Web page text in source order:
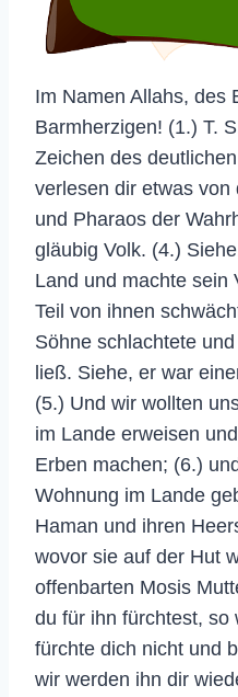
Im Namen Allahs, des
Barmherzigen! (1.) T.
Zeichen des
verlesen dir etwas
und Pharaos der
gläubig Volk. (4.)
Land und machte sein
Teil von ihnen
Söhne schlachtete
ließ. Siehe, er war
(5.) Und wir wollten
im Lande erweisen
Erben machen; (6.)
Wohnung im Lande
Haman und ihren
wovor sie auf der Hut
offenbarten Mosis
du für ihn fürchtest, so
fürchte dich nicht und
wir werden ihn dir